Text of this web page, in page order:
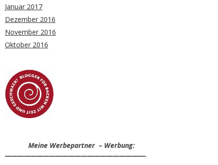
Januar 2017
Dezember 2016
November 2016
Oktober 2016
Meine Werbepartner – Werbung:
——————————————————————-